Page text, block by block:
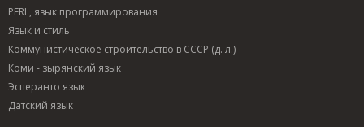
PERL, язык программирования
Язык и стиль
Коммунистическое строительство в СССР (д. л.)
Коми - зырянский язык
Эсперанто язык
Датский язык